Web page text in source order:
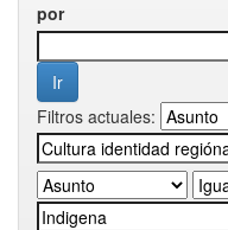
por
Filtros actuales: